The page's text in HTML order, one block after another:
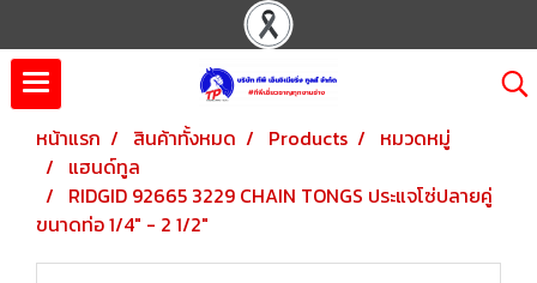
หน้าแรก สินค้าทั้งหมด Products
หมวดหมู่
แฮนด์ทูล
RIDGID 92665 3229 CHAIN TONGS ประแจโซ่ปลายคู่
ขนาดท่อ 1/4" - 2 1/2"